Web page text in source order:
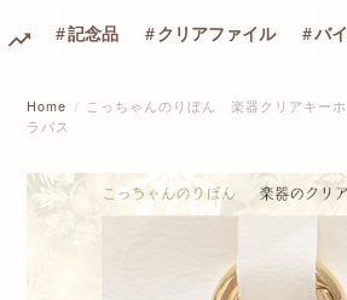
記念品 クリアファイル バ
Home
こっちゃんのりぼん 楽器クリアキー
ラバス